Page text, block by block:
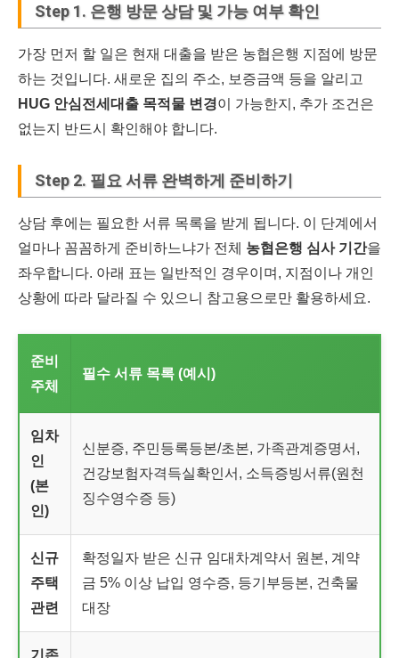
Step 1. 은행 방문 상담 및 가능 여부 확인
가장 먼저 할 일은 현재 대출을 받은 농협은행 지점에 방문
하는 것입니다. 새로운 집의 주소, 보증금액 등을 알리고
HUG 안심전세대출 목적물 변경이 가능한지, 추가 조건은
없는지 반드시 확인해야 합니다.
Step 2. 필요 서류 완벽하게 준비하기
상담 후에는 필요한 서류 목록을 받게 됩니다. 이 단계에서
얼마나 꼼꼼하게 준비하느냐가 전체 농협은행 심사 기간을
좌우합니다. 아래 표는 일반적인 경우이며, 지점이나 개인
상황에 따라 달라질 수 있으니 참고용으로만 활용하세요.
준비
주체
필수 서류 목록 (예시)
임차
인
(본
인)
신분증, 주민등록등본/초본, 가족관계증명서,
건강보험자격득실확인서, 소득증빙서류(원천
징수영수증 등)
신규
주택
관련
확정일자 받은 신규 임대차계약서 원본, 계약
금 5% 이상 납입 영수증, 등기부등본, 건축물
대장
기존